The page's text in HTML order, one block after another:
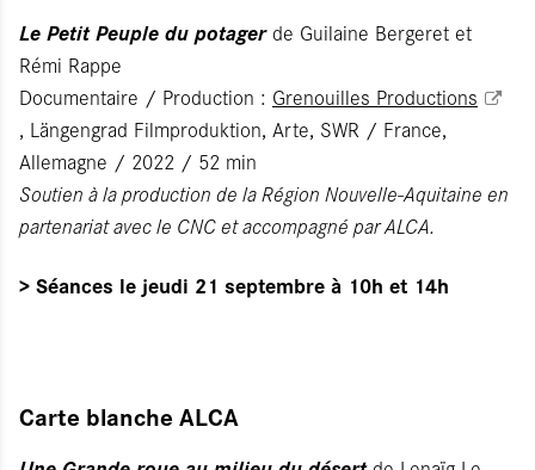
Le Petit Peuple du potagerde Guilaine Bergeret et
Rémi Rappe
Documentaire / Production : Grenouilles Productions
, Längengrad Filmproduktion, Arte, SWR / France,
Allemagne / 2022 / 52 min
Soutien à la production de la Région Nouvelle-Aquitaine en
partenariat avec le CNC et accompagné par ALCA.
> Séances le jeudi 21 septembre à 10h et 14h
Carte blanche ALCA